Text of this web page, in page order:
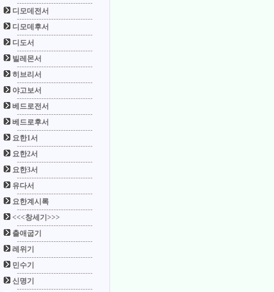
디모데전서
디모데후서
디도서
빌레몬서
히브리서
야고보서
베드로전서
베드로후서
요한1서
요한2서
요한3서
유다서
요한계시록
<<<창세기>>>
출애굽기
레위기
민수기
신명기